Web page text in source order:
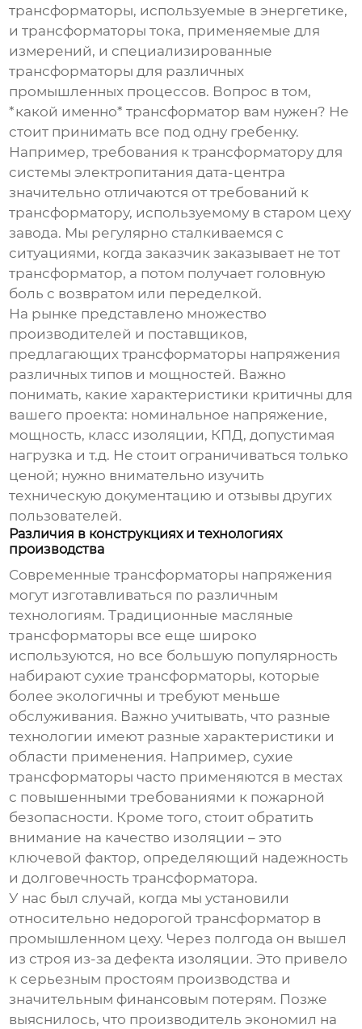
трансформаторы, используемые в энергетике,
и трансформаторы тока, применяемые для
измерений, и специализированные
трансформаторы для различных
промышленных процессов. Вопрос в том,
*какой именно* трансформатор вам нужен? Не
стоит принимать все под одну гребенку.
Например, требования к трансформатору для
системы электропитания дата-центра
значительно отличаются от требований к
трансформатору, используемому в старом цеху
завода. Мы регулярно сталкиваемся с
ситуациями, когда заказчик заказывает не тот
трансформатор, а потом получает головную
боль с возвратом или переделкой.
На рынке представлено множество
производителей и поставщиков,
предлагающихтрансформаторы напряжения
различных типов и мощностей. Важно
понимать, какие характеристики критичны для
вашего проекта: номинальное напряжение,
мощность, класс изоляции, КПД, допустимая
нагрузка и т.д. Не стоит ограничиваться только
ценой; нужно внимательно изучить
техническую документацию и отзывы других
пользователей.
Различия в конструкциях и технологиях
производства
Современныетрансформаторы напряжения
могут изготавливаться по различным
технологиям. Традиционные масляные
трансформаторы все еще широко
используются, но все большую популярность
набирают сухие трансформаторы, которые
более экологичны и требуют меньше
обслуживания. Важно учитывать, что разные
технологии имеют разные характеристики и
области применения. Например, сухие
трансформаторы часто применяются в местах
с повышенными требованиями к пожарной
безопасности. Кроме того, стоит обратить
внимание на качество изоляции – это
ключевой фактор, определяющий надежность
и долговечность трансформатора.
У нас был случай, когда мы установили
относительно недорогой трансформатор в
промышленном цеху. Через полгода он вышел
из строя из-за дефекта изоляции. Это привело
к серьезным простоям производства и
значительным финансовым потерям. Позже
выяснилось, что производитель экономил на